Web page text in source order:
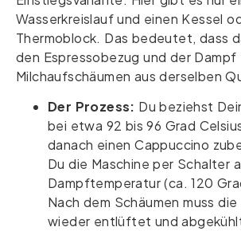
Wasserkreislauf und einen Kessel
Thermoblock. Das bedeutet, dass
den Espressobezug und der Dampf
Milchaufschäumen aus derselben
Der Prozess: Du beziehst
bei etwa 92 bis 96 Grad
danach einen Cappuccino
Du die Maschine per Schalter
Dampftemperatur (ca. 120
Nach dem Schäumen muss die
wieder entlüftet und